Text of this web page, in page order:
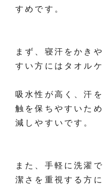
すめです。
まず、寝汗をかき
すい方にはタオル
吸水性が高く、汗
触を保ちやすいた
減しやすいです。
また、手軽に洗濯
潔さを重視する方